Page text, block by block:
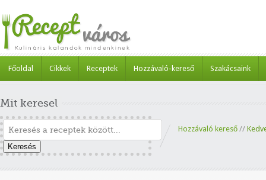
Főoldal Cikkek Receptek Hozzávaló-kereső Szakácsaink
Mit keresel
Keresés
Hozzávaló kereső //